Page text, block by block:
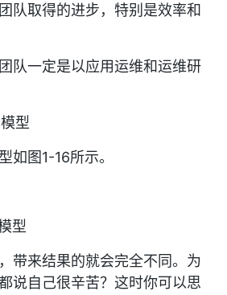
队取得的进步，特别是效率和
队一定是以应用运维和运维研
型
如图1-16所示。
型
带来结果的就会完全不同。为
说自己很辛苦？这时你可以思